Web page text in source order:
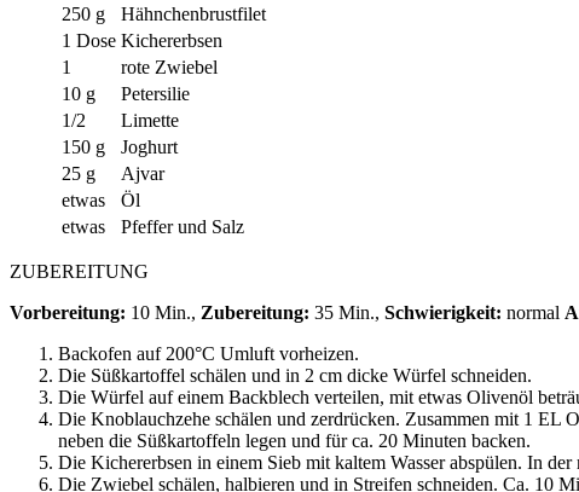
250 g
Hähnchenbrustfilet
1 Dose Kichererbsen
1
rote Zwiebel
10 g
Petersilie
1/2
Limette
150 g
Joghurt
25 g
Ajvar
etwas
Öl
etwas
Pfeffer und Salz
ZUBEREITUNG
Vorbereitung: 10 Min., Zubereitung: 35 Min., Schwierigkeit: normal
Backofen auf 200°C Umluft vorheizen.
Die Süßkartoffel schälen und in 2 cm dicke Würfel schneiden.
Die Würfel auf einem Backblech verteilen, mit etwas Olivenöl
Die Knoblauchzehe schälen und zerdrücken. Zusammen mit 1 EL
neben die Süßkartoffeln legen und für ca. 20 Minuten backen.
Die Kichererbsen in einem Sieb mit kaltem Wasser abspülen. In
Die Zwiebel schälen, halbieren und in Streifen schneiden. Ca. 10